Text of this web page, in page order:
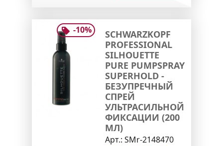
-10%
SCHWARZKOPF
PROFESSIONAL
SILHOUETTE
PURE PUMPSPRAY
SUPERHOLD -
БЕЗУПРЕЧНЫЙ
СПРЕЙ
УЛЬТРАСИЛЬНОЙ
ФИКСАЦИИ (200
МЛ)
Арт.: SMr-2148470